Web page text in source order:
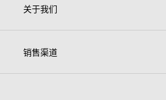
关于我们
销售渠道